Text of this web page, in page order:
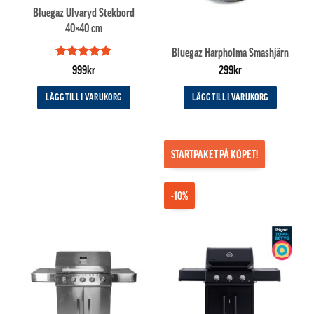
Bluegaz Ulvaryd Stekbord
40×40 cm
Betygsatt
999kr
LÄGG TILL I VARUKORG
Bluegaz Harpholma Smashjärn
299kr
LÄGG TILL I VARUKORG
-10%
STARTPAKET PÅ KÖPET!